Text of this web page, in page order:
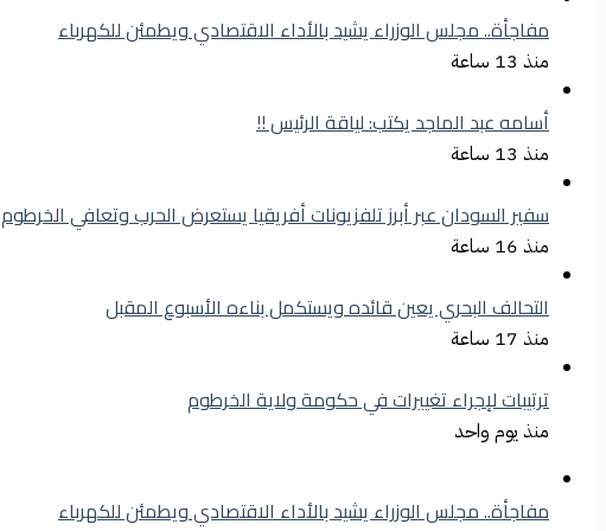
مفاجأة.. مجلس الوزراء يشيد بالأداء الاقتصادي ويطمئن للكهرباء
منذ 13 ساعة
أسامه عبد الماجد يكتب: لياقة الرئيس !!
منذ 13 ساعة
سفير السودان عبر أبرز تلفزيونات أفريقيا يستعرض الحرب وتعافي الخرطوم
منذ 16 ساعة
التحالف البحري يعين قائده ويستكمل بناءه الأسبوع المقبل
منذ 17 ساعة
ترتيبات لإجراء تغييرات في حكومة ولاية الخرطوم
منذ يوم واحد
مفاجأة.. مجلس الوزراء يشيد بالأداء الاقتصادي ويطمئن للكهرباء